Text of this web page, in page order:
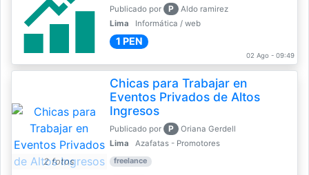
Publicado por P
Aldo ramirez
Lima
Informática / web
1 PEN
02 Ago - 09:49
2 fotos
Chicas para Trabajar en
Eventos Privados de Altos
Ingresos
Publicado por P
Oriana Gerdell
Lima
Azafatas - Promotores
freelance